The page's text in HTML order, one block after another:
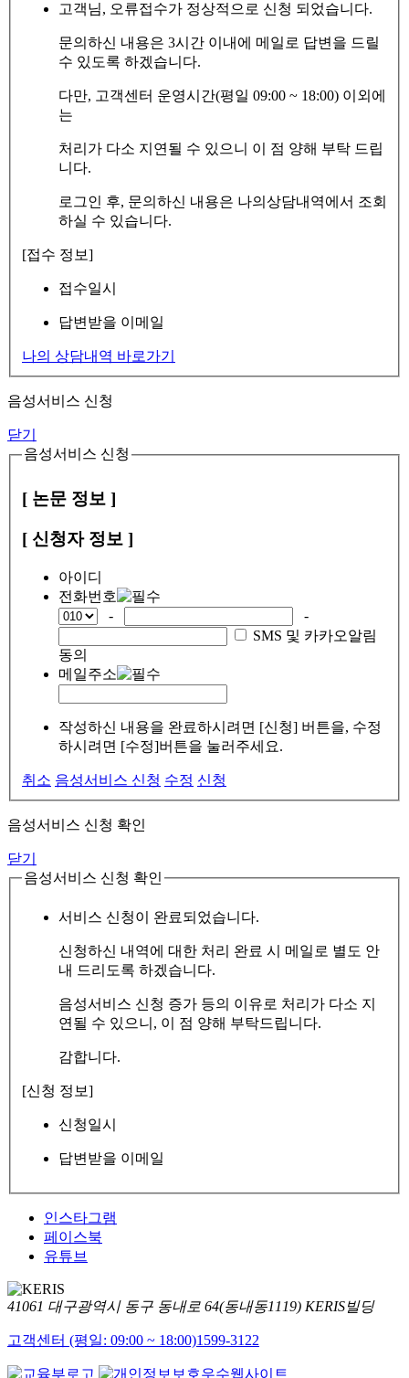
고객님, 오류접수가 정상적으로 신청 되었습니다.
문의하신 내용은 3시간 이내에 메일로 답변을 드릴
수 있도록 하겠습니다.
다만, 고객센터 운영시간(평일 09:00 ~ 18:00) 이외에
는
처리가 다소 지연될 수 있으니 이 점 양해 부탁 드립
니다.
로그인 후, 문의하신 내용은 나의상담내역에서 조회
하실 수 있습니다.
[접수 정보]
접수일시
답변받을 이메일
나의 상담내역 바로가기
음성서비스 신청
닫기
음성서비스 신청
[ 논문 정보 ]
[ 신청자 정보 ]
아이디
전화번호
-
-
SMS 및 카카오알림
동의
메일주소
작성하신 내용을 완료하시려면 [신청] 버튼을, 수정
하시려면 [수정]버튼을 눌러주세요.
취소 음성서비스 신청 수정 신청
음성서비스 신청 확인
닫기
음성서비스 신청 확인
서비스 신청이 완료되었습니다.
신청하신 내역에 대한 처리 완료 시 메일로 별도 안
내 드리도록 하겠습니다.
음성서비스 신청 증가 등의 이유로 처리가 다소 지
연될 수 있으니, 이 점 양해 부탁드립니다.
감합니다.
[신청 정보]
신청일시
답변받을 이메일
인스타그램
페이스북
유튜브
41061 대구광역시 동구 동내로 64(동내동1119) KERIS빌딩
고객센터 (평일: 09:00 ~ 18:00)1599-3122